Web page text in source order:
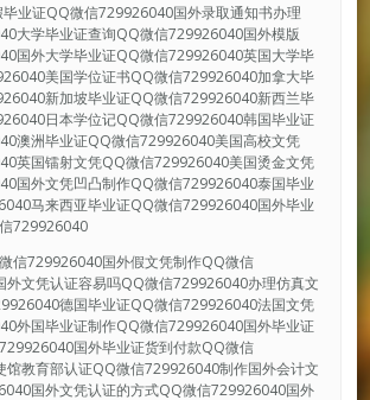
业证QQ微信729926040国外录取通知书办理
大学毕业证查询QQ微信729926040国外模版
国外大学毕业证QQ微信729926040英国大学毕
美国学位证书QQ微信729926040加拿大毕
新加坡毕业证QQ微信729926040新西兰毕
日本学位记QQ微信729926040韩国毕业证
澳洲毕业证QQ微信729926040美国高校文凭
英国镭射文凭QQ微信729926040美国烫金文凭
国外文凭凹凸制作QQ微信729926040泰国毕业
马来西亚毕业证QQ微信729926040国外毕业
729926040
信729926040国外假文凭制作QQ微信
文凭认证容易吗QQ微信729926040办理仿真文
德国毕业证QQ微信729926040法国文凭
外国毕业证制作QQ微信729926040国外毕业证
国外毕业证货到付款QQ微信
教育部认证QQ微信729926040制作国外会计文
国外文凭认证的方式QQ微信729926040国外